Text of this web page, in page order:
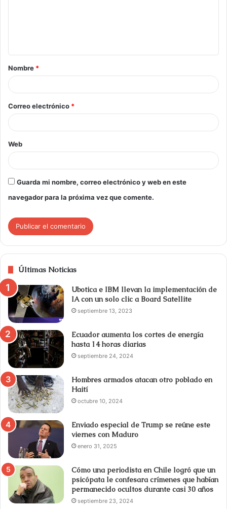
Nombre *
Correo electrónico *
Web
Guarda mi nombre, correo electrónico y web en este
navegador para la próxima vez que comente.
Últimas Noticias
Ubotica e IBM llevan la implementación de
IA con un solo clic a Board Satellite
septiembre 13, 2023
Ecuador aumenta los cortes de energía
hasta 14 horas diarias
septiembre 24, 2024
Hombres armados atacan otro poblado en
Haití
octubre 10, 2024
Enviado especial de Trump se reúne este
viernes con Maduro
enero 31, 2025
Cómo una periodista en Chile logró que un
psicópata le confesara crímenes que habían
permanecido ocultos durante casi 30 años
septiembre 23, 2024